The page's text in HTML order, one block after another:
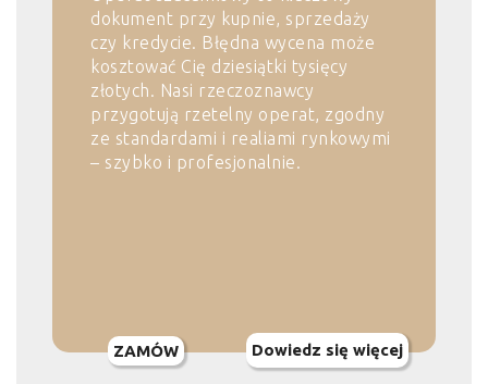
dokument przy kupnie, sprzedaży
czy kredycie. Błędna wycena może
kosztować Cię dziesiątki tysięcy
złotych. Nasi rzeczoznawcy
przygotują rzetelny operat, zgodny
ze standardami i realiami rynkowymi
– szybko i profesjonalnie.
ZAMÓW Dowiedz się więcej